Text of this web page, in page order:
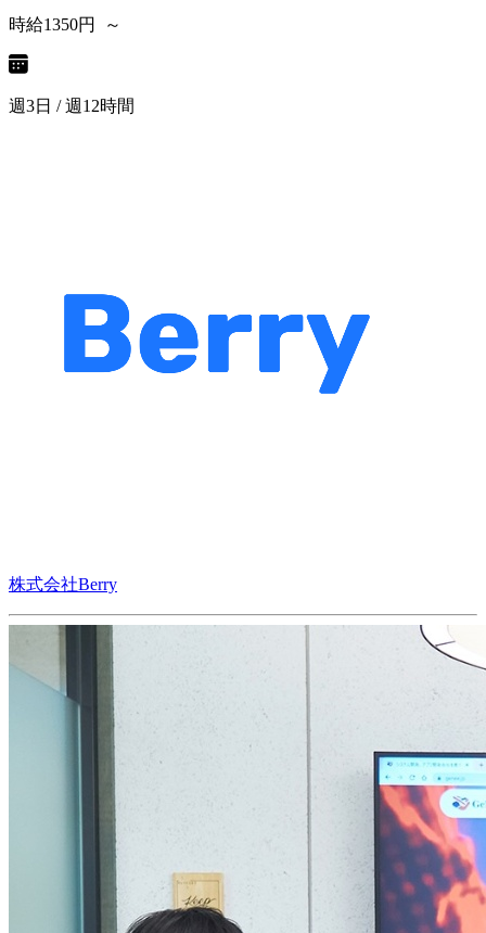
時給1350円 ～
週3日 / 週12時間
株式会社Berry